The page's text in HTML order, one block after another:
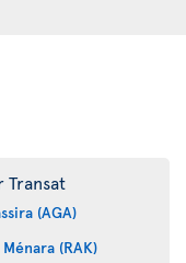
(AGA)
(RAK)